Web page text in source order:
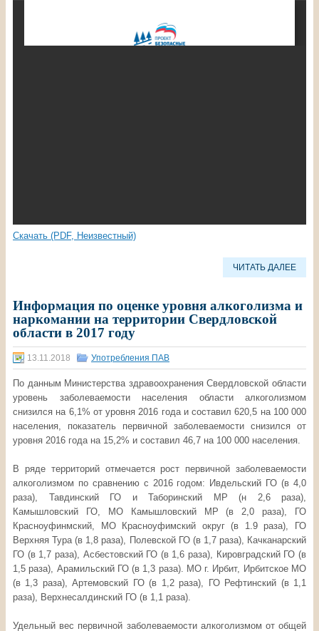
Скачать (PDF, Неизвестный)
ЧИТАТЬ ДАЛЕЕ
Информация по оценке уровня алкоголизма и
наркомании на территории Свердловской
области в 2017 году
13.11.2018 Употребления ПАВ
По данным Министерства здравоохранения Свердловской области
уровень заболеваемости населения области алкоголизмом
снизился на 6,1% от уровня 2016 года и составил 620,5 на 100 000
населения, показатель первичной заболеваемости снизился от
уровня 2016 года на 15,2% и составил 46,7 на 100 000 населения.
В ряде территорий отмечается рост первичной заболеваемости
алкоголизмом по сравнению с 2016 годом: Ивдельский ГО (в 4,0
раза), Тавдинский ГО и Таборинский MP (н 2,6 раза),
Камышловский ГО, МО Камышловский MP (в 2,0 раза), ГО
Красноуфинмский, МО Красноуфимский округ (в 1.9 раза), ГО
Верхняя Тура (в 1,8 раза), Полевской ГО (в 1,7 раза), Качканарский
ГО (в 1,7 раза), Асбестовский ГО (в 1,6 раза), Кировградский ГО (в
1,5 раза), Арамильский ГО (в 1,3 раза). МО г. Ирбит, Ирбитское МО
(в 1,3 раза), Артемовский ГО (в 1,2 раза), ГО Рефтинский (в 1,1
раза), Верхнесалдинский ГО (в 1,1 раза).
Удельный вес первичной заболеваемости алкоголизмом от общей